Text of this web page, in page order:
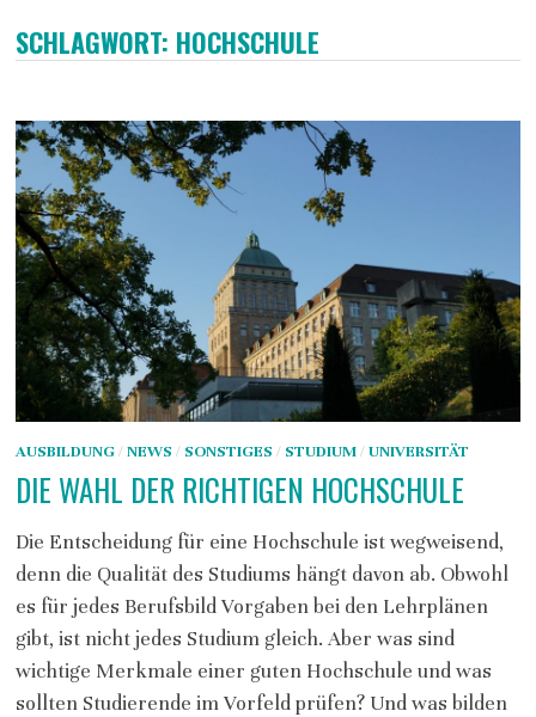
SCHLAGWORT: HOCHSCHULE
AUSBILDUNG/ NEWS / SONSTIGES / STUDIUM/ UNIVERSITÄT
DIE WAHL DER RICHTIGEN HOCHSCHULE
Die Entscheidung für eine Hochschule ist wegweisend,
denn die Qualität des Studiums hängt davon ab. Obwohl
es für jedes Berufsbild Vorgaben bei den Lehrplänen
gibt, ist nicht jedes Studium gleich. Aber was sind
wichtige Merkmale einer guten Hochschule und was
sollten Studierende im Vorfeld prüfen? Und was bilden